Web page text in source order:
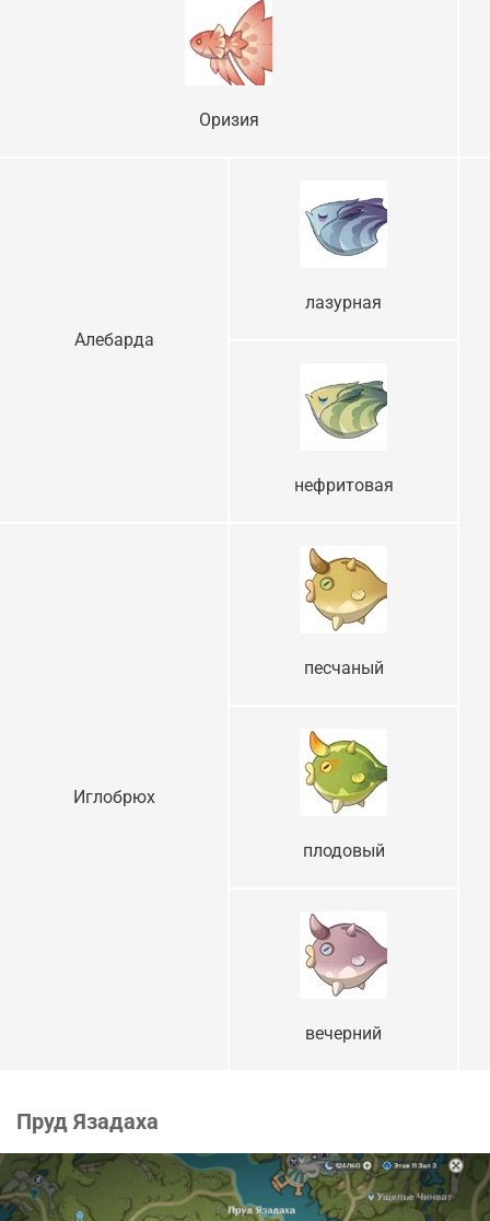
Оризия
Алебарда
лазурная
нефритовая
Иглобрюх
песчаный
плодовый
вечерний
Пруд Язадаха